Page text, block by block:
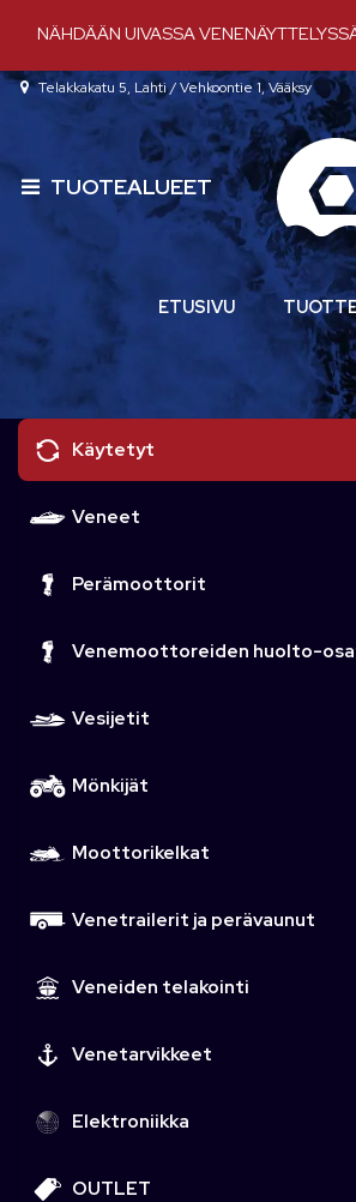
NÄHDÄÄN UIVASSA
Telakkakatu 5, Lahti / Vehkoontie 1, Vääksy
TUOTEALUEET
ETUSIVU
Käytetyt
Veneet
Perämoottorit
Venemoottoreiden huolto-
Vesijetit
Mönkijät
Moottorikelkat
Venetrailerit ja perävaunut
Veneiden telakointi
Venetarvikkeet
Elektroniikka
OUTLET